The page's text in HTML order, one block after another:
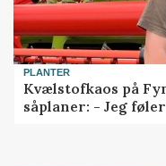
PLANTER
Kvælstofkaos på
såplaner: - Jeg